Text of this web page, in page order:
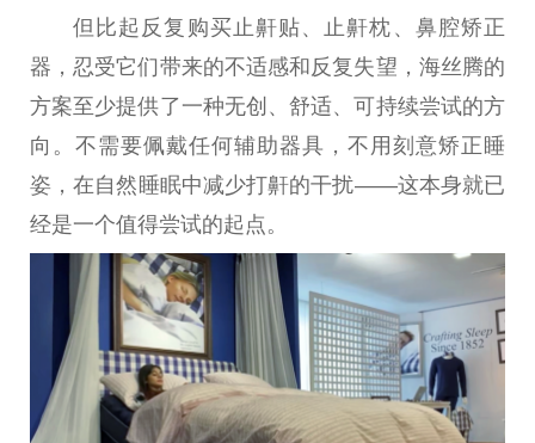
但比起反复购买止鼾贴、止鼾枕、鼻腔矫正
器，忍受它们带来的不适感和反复失望，海丝腾的
方案至少提供了一种无创、舒适、可持续尝试的方
向。不需要佩戴任何辅助器具 ，不用刻意矫正睡
姿，在自然睡眠中减少打鼾的干扰——这本身就已
经是一个值得尝试的起点。